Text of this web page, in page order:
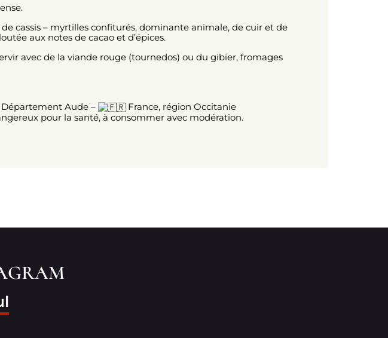
cassis – myrtilles confiturés, dominante animale, de cuir et de
aux notes de cacao et d’épices.
avec de la viande rouge (tournedos) ou du gibier, fromages
Aude –
France, région Occitanie
pour la santé, à consommer avec modération.